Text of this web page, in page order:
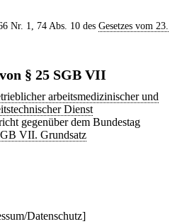
Nr. 1, 74 Abs. 10 des Gesetzes vom 23.
§ 25 SGB VII
arbeitsmedizinischer und
Dienst
gegenüber dem Bundestag
VII. Grundsatz
Datenschutz]